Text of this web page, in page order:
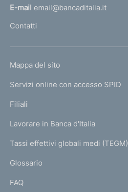
l
'
m
e
a
g
E-mail email@bancaditalia.it
Contatti
L
N
K
T
I
I
Mappa del sito
Servizi online con accesso SPID
Filiali
Lavorare in Banca d'Italia
Tassi effettivi globali medi (TEGM)
Glossario
FAQ